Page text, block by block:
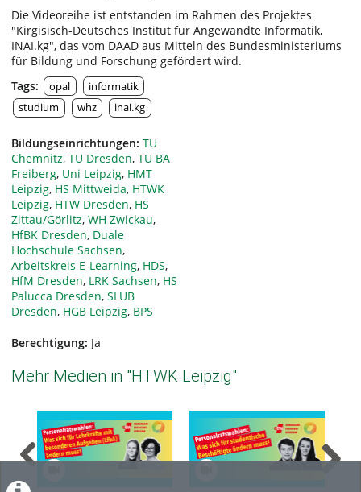
Die Videoreihe ist entstanden im Rahmen des Projektes
"Kirgisisch-Deutsches Institut für Angewandte Informatik,
INAI.kg", das vom DAAD aus Mitteln des Bundesministeriums
für Bildung und Forschung gefördert wird.
Tags:
opal
informatik
studium
whz inai.kg
Bildungseinrichtungen: TU
Chemnitz, TU Dresden, TU BA
Freiberg, Uni Leipzig, HMT
Leipzig, HS Mittweida, HTWK
Leipzig, HTW Dresden, HS
Zittau/Görlitz, WH Zwickau,
HfBK Dresden, Duale
Hochschule Sachsen,
Arbeitskreis E-Learning, HDS,
HfM Dresden, LRK Sachsen, HS
Palucca Dresden, SLUB
Dresden, HGB Leipzig, BPS
Berechtigung: Ja
Mehr Medien in "HTWK Leipzig"